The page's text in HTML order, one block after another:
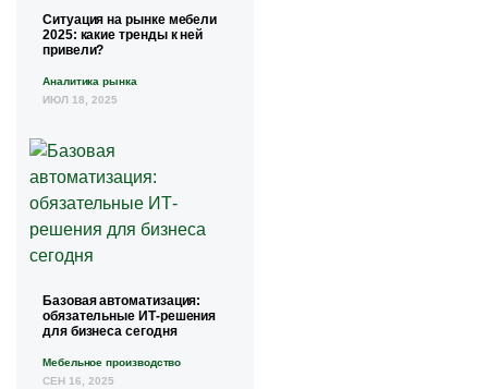
Ситуация на рынке мебели
2025: какие тренды к ней
привели?
Аналитика рынка
ИЮЛ 18, 2025
Базовая автоматизация:
обязательные ИТ-решения
для бизнеса сегодня
Мебельное производство
СЕН 16, 2025